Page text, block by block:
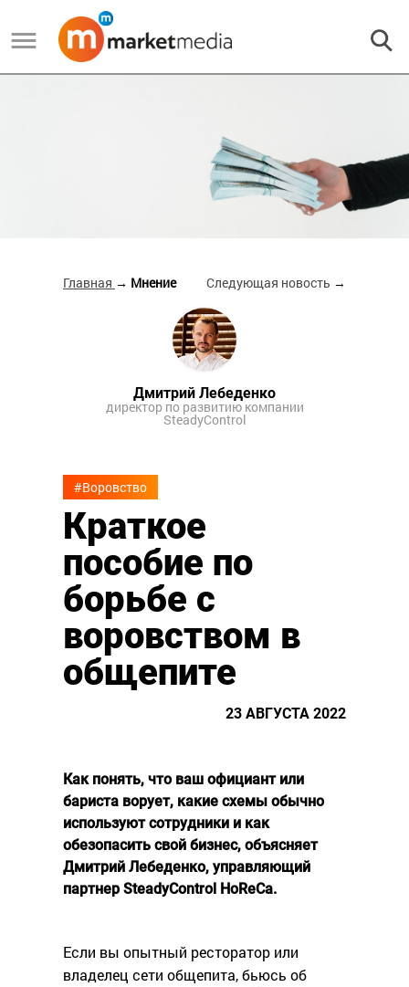
Главная → Мнение Следующая новость →
Дмитрий Лебеденко
директор по развитию компании
SteadyControl
#Воровство
Краткое
пособие по
борьбе с
воровством в
общепите
23 АВГУСТА 2022
Как понять, что ваш официант или
бариста ворует, какие схемы обычно
используют сотрудники и как
обезопасить свой бизнес, объясняет
Дмитрий Лебеденко, управляющий
партнер SteadyControl HoReCa.
Если вы опытный ресторатор или
владелец сети общепита, бьюсь об